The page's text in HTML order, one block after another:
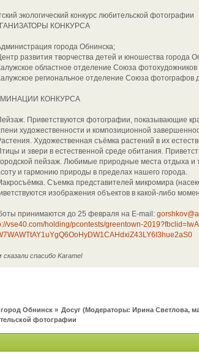
экологический конкурс любительской фотографии
КОНКУРСА
города Обнинска;
развития творчества детей и юношества города
областное отделение Союза фотохудожников
региональное отделение Союза
КОНКУРСА
Приветствуются фотографии, показывающие
художественности и композиционной
Художественная съёмка растений в их
и звери в естественной среде обитания.
пейзаж. Любимые природные места отдыха и
и гармонию природы в пределах нашего города.
Съемка представителей микромира
изображения объектов в какой-либо
принимаются до 25 февраля на E-mail:
vse40.com/holding/pcontests/greentown-
сказали спасибо Karamel
Обнинск» Досуг(Модераторы: Ирина Светлова,
фотографии